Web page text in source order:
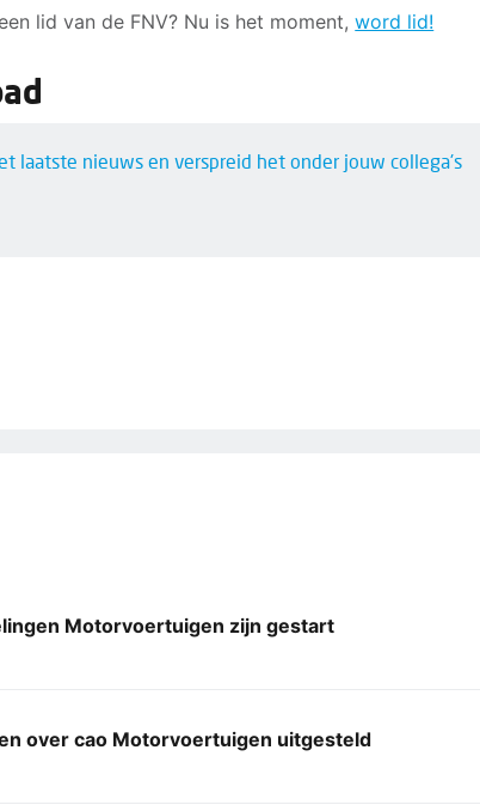
lid van de FNV? Nu is het moment,word lid!
laatste nieuws en verspreid het onder jouw collega's
Motorvoertuigen zijn gestart
over cao Motorvoertuigen uitgesteld